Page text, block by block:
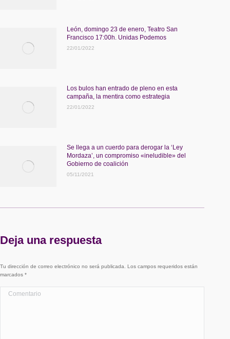
León, domingo 23 de enero, Teatro San
Francisco 17:00h. Unidas Podemos
22/01/2022
Los bulos han entrado de pleno en esta
campaña, la mentira como estrategia
22/01/2022
Se llega a un cuerdo para derogar la ‘Ley
Mordaza’, un compromiso «ineludible» del
Gobierno de coalición
05/11/2021
Deja una respuesta
Tu dirección de correo electrónico no será publicada. Los campos requeridos están
marcados *
Comentario